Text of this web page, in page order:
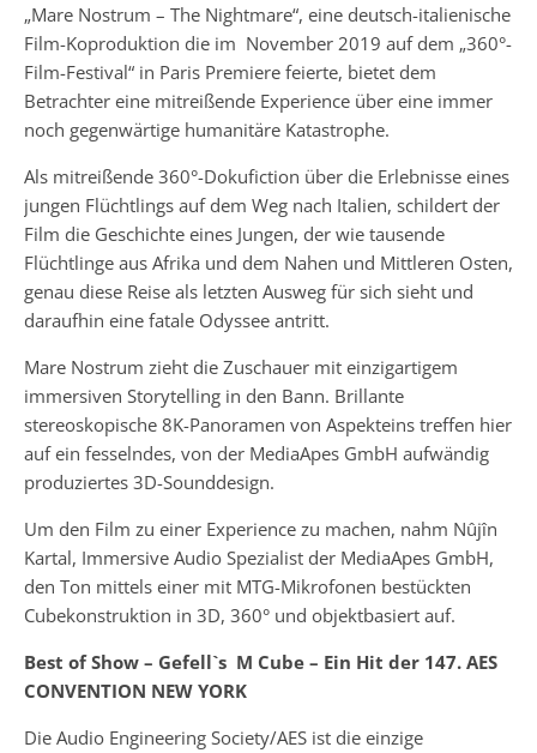
„Mare Nostrum – The Nightmare“, eine deutsch-italienische
Film-Koproduktion die im November 2019 auf dem „360°-
Film-Festival“ in Paris Premiere feierte, bietet dem
Betrachter eine mitreißende Experience über eine immer
noch gegenwärtige humanitäre Katastrophe.
Als mitreißende 360°-Dokufiction über die Erlebnisse eines
jungen Flüchtlings auf dem Weg nach Italien, schildert der
Film die Geschichte eines Jungen, der wie tausende
Flüchtlinge aus Afrika und dem Nahen und Mittleren Osten,
genau diese Reise als letzten Ausweg für sich sieht und
daraufhin eine fatale Odyssee antritt.
Mare Nostrum zieht die Zuschauer mit einzigartigem
immersiven Storytelling in den Bann. Brillante
stereoskopische 8K-Panoramen von Aspekteins treffen hier
auf ein fesselndes, von der MediaApes GmbH aufwändig
produziertes 3D-Sounddesign.
Um den Film zu einer Experience zu machen, nahm Nûjîn
Kartal, Immersive Audio Spezialist der MediaApes GmbH,
den Ton mittels einer mit MTG-Mikrofonen bestückten
Cubekonstruktion in 3D, 360° und objektbasiert auf.
Best of Show – Gefell`s M Cube – Ein Hit der 147. AES
CONVENTION NEW YORK
Die Audio Engineering Society/AES ist die einzige